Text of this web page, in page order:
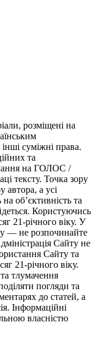
розміщені на
суміжні права.
та
на ГОЛОС /
тексту. Точка зору
автора, а усі
об’єктивність та
Користуючись
21-річного віку. У
— не розпочинайте
Сайту не
Сайту та
21-річного віку.
та тлумачення
погляди та
до статей, а
Інформаційні
власністю